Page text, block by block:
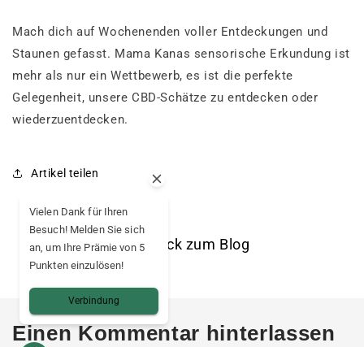
Mach dich auf Wochenenden voller Entdeckungen und
Staunen gefasst. Mama Kanas sensorische Erkundung ist
mehr als nur ein Wettbewerb, es ist die perfekte
Gelegenheit, unsere CBD-Schätze zu entdecken oder
wiederzuentdecken.
Artikel teilen
Zurück zum Blog
Einen Kommentar hinterlassen
Vielen Dank für Ihren
Besuch! Melden Sie sich
an, um Ihre Prämie von 5
Punkten einzulösen!
Verbindung